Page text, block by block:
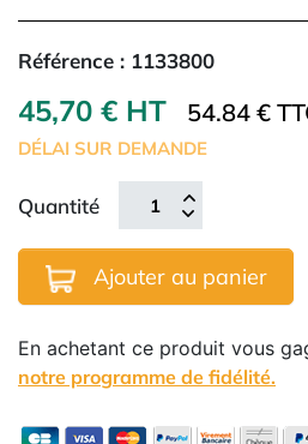
Référence : 1133800
45,70 € HT 54.84 €
DÉLAI SUR DEMANDE
Quantité
Ajouter au panier
En achetant ce produit vous
notre programme de fidélité.